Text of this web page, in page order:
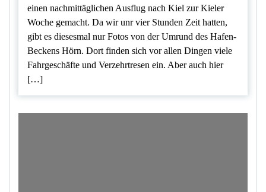
einen nachmittäglichen Ausflug nach Kiel zur Kieler
Woche gemacht. Da wir unr vier Stunden Zeit hatten,
gibt es diesesmal nur Fotos von der Umrund des Hafen-
Beckens Hörn. Dort finden sich vor allen Dingen viele
Fahrgeschäfte und Verzehrtresen ein. Aber auch hier
[…]